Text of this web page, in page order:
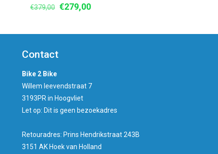
€379,00 Oorspronkelijke
€279,00Huidige
Contact
Bike 2 Bike
Willem leevendstraat 7
3193PR in Hoogvliet
Let op: Dit is geen bezoekadres
Retouradres: Prins Hendrikstraat 243B
3151 AK Hoek van Holland